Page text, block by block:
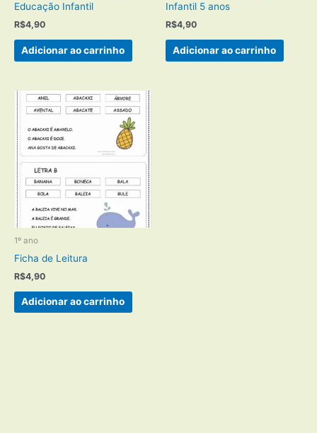
Educação Infantil
R$4,90
Adicionar ao carrinho
Infantil 5 anos
R$4,90
Adicionar ao carrinho
1º ano
Ficha de Leitura
R$4,90
Adicionar ao carrinho